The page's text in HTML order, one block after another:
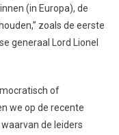
(in Europa), de
zoals de eerste
generaal Lord Lionel
of
we op de recente
de leiders